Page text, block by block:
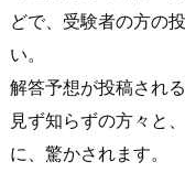
どで、受験者の方の
い。
解答予想が投稿され
見ず知らずの方々と
に、驚かされます。